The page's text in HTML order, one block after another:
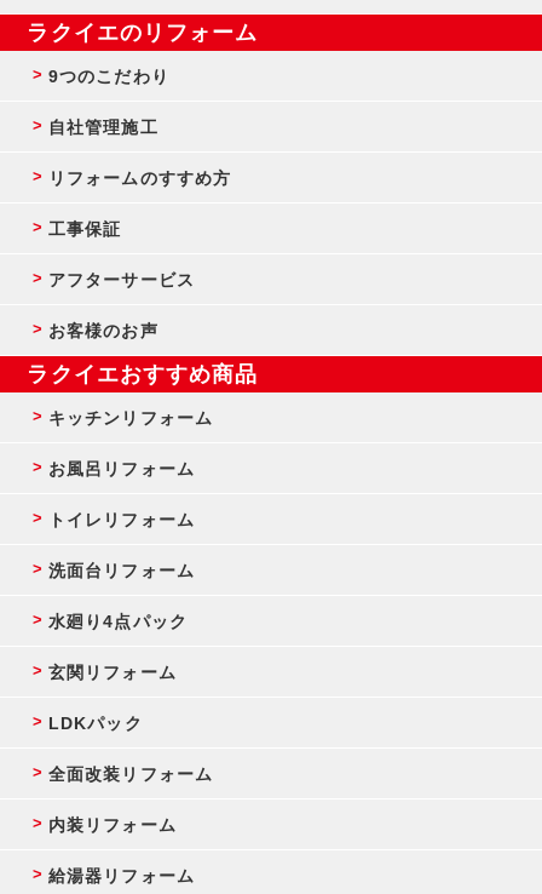
ラクイエのリフォーム
9つのこだわり
自社管理施工
リフォームのすすめ方
工事保証
アフターサービス
お客様のお声
ラクイエおすすめ商品
キッチンリフォーム
お風呂リフォーム
トイレリフォーム
洗面台リフォーム
水廻り4点パック
玄関リフォーム
LDKパック
全面改装リフォーム
内装リフォーム
給湯器リフォーム